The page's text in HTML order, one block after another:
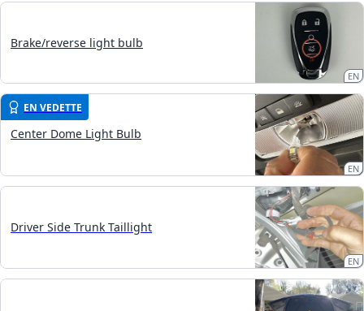
Brake/reverse light bulb
EN
EN VEDETTE
Center Dome Light Bulb
EN
Driver Side Trunk Taillight
EN